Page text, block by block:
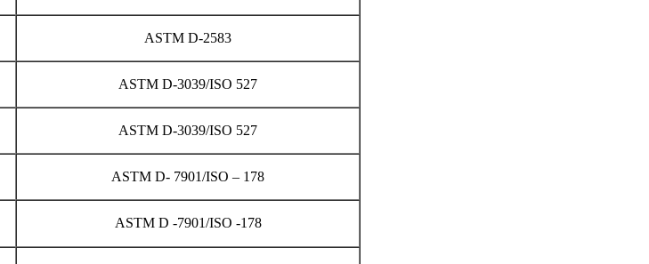
ASTM D-2583
ASTM D-3039/ISO 527
ASTM D-3039/ISO 527
ASTM D- 7901/ISO – 178
ASTM D -7901/ISO -178